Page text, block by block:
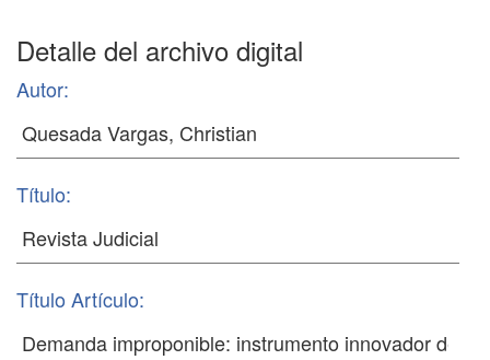
Detalle del archivo digital
Autor:
Título:
Título Artículo: